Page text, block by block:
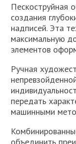
Пескоструйная
создания
надписей. Эта
максимальную
элементов
Ручная
передать
машинными
объединить